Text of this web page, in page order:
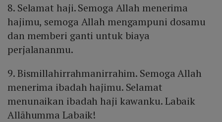
8. Selamat haji. Semoga Allah menerima
hajimu, semoga Allah mengampuni dosamu
dan memberi ganti untuk biaya
perjalananmu.
9. Bismillahirrahmanirrahim. Semoga Allah
menerima ibadah hajimu. Selamat
menunaikan ibadah haji kawanku. Labaik
Allāhumma Labaik!